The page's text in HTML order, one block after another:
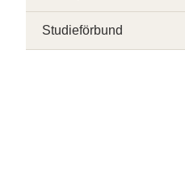
Studieförbund